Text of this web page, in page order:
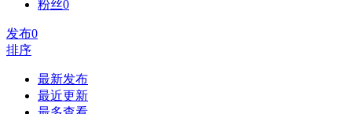
粉丝0
发布0
排序
最新发布
最近更新